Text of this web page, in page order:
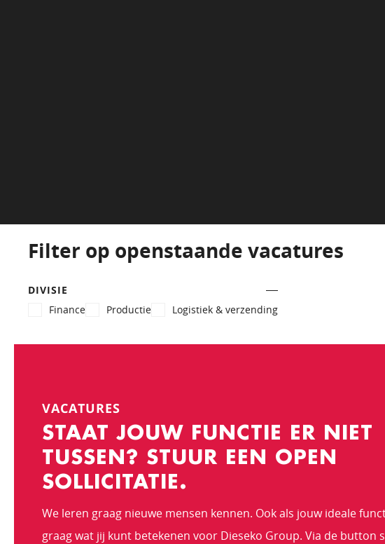
Filter op openstaande vacatures
DIVISIE
Finance
Productie Logistiek & verzending
VACATURES
STAAT JOUW FUNCTIE ER NIET
TUSSEN? STUUR EEN OPEN
SOLLICITATIE.
We leren graag nieuwe mensen kennen. Ook als jouw ideale
graag wat jij kunt betekenen voor Dieseko Group. Via de